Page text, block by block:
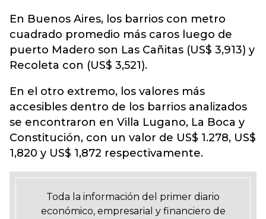
En Buenos Aires, los barrios con metro
cuadrado promedio más caros luego de
puerto Madero son Las Cañitas (US$ 3,913) y
Recoleta con (US$ 3,521).
En el otro extremo, los valores más
accesibles dentro de los barrios analizados
se encontraron en Villa Lugano, La Boca y
Constitución, con un valor de US$ 1.278, US$
1,820 y US$ 1,872 respectivamente.
Toda la información del primer diario
económico, empresarial y financiero de